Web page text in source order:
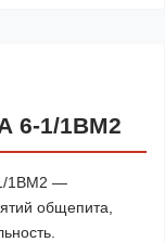
6-1/1ВМ2
1/1ВМ2 —
общепита,